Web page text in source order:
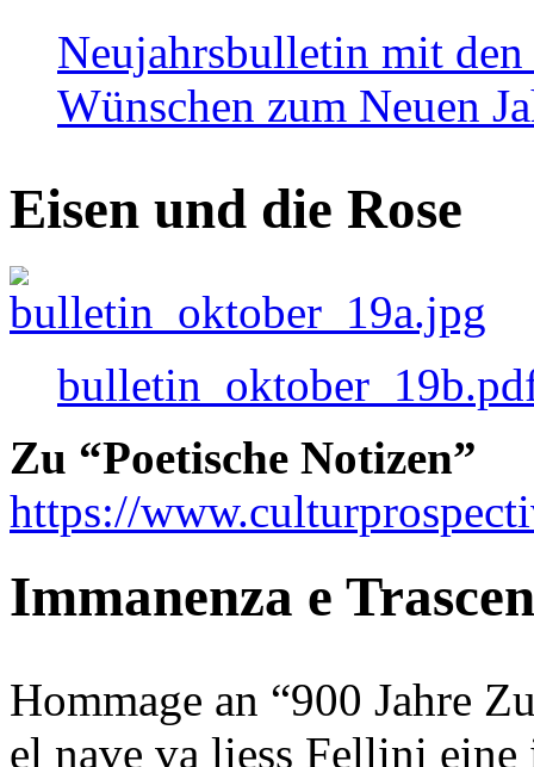
Neujahrsbulletin mit den
Wünschen zum Neuen
Eisen und die Rose
Zu “Poetische Notizen”
https://
Immanenza e
Hommage an “900 Jahre
el nave va liess Fellini